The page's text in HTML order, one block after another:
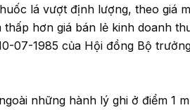
lá vượt định lượng, theo giá
hơn giá bán lẻ kinh doanh
07-1985 của Hội đồng Bộ
những hành lý ghi ở điểm 1